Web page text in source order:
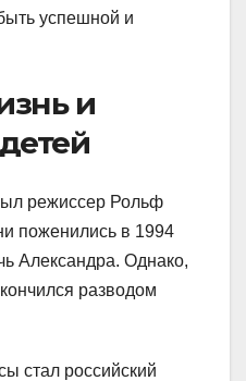
успешной и
и
режиссер Рольф
поженились в 1994
Александра. Однако,
разводом
стал российский